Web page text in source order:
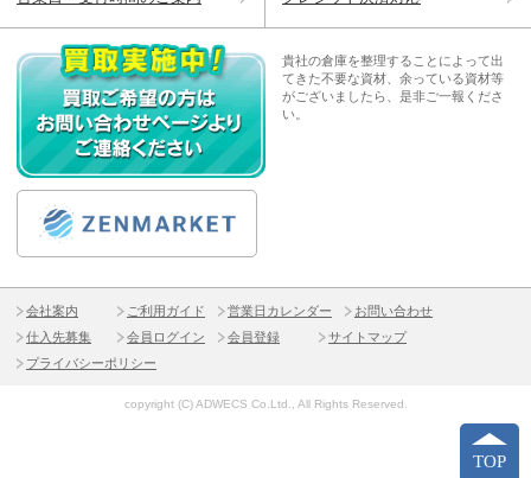
貴社の倉庫を整理することによって出
てきた不要な資材、余っている資材等
がございましたら、是非ご一報くださ
い。
会社案内 ご利用ガイド 営業日カレンダー
お問い合わせ
仕入先募集
会員ログイン 会員登録
サイトマップ
プライバシーポリシー
copyright (C) ADWECS Co.Ltd., All Rights Reserved.
TOP